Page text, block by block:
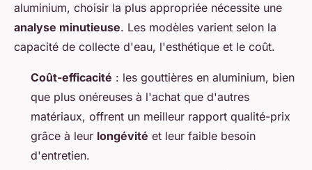
aluminium, choisir la plus appropriée nécessite une
analyse minutieuse. Les modèles varient selon la
capacité de collecte d'eau, l'esthétique et le coût.
Coût-efficacité : les gouttières en aluminium, bien
que plus onéreuses à l'achat que d'autres
matériaux, offrent un meilleur rapport qualité-prix
grâce à leur longévité et leur faible besoin
d'entretien.